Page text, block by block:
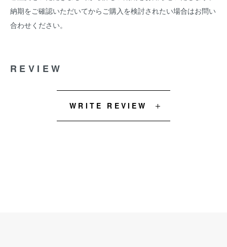
納期をご確認いただいてからご購入を検討されたい場合はお問い
合わせください。
REVIEW
WRITE REVIEW